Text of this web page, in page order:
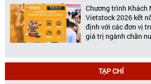
Chương trình Khách
Vietstock 2026 kết
định với các đơn vị
giá trị ngành chăn
20 năm đồng hành
Vietstock đã khẳng
TẠP CHÍ